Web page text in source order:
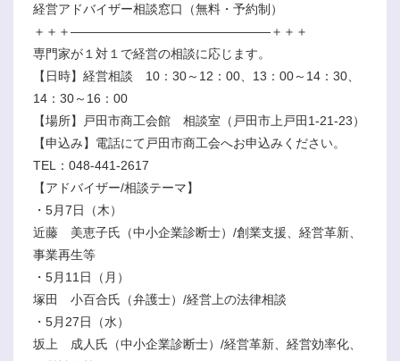
経営アドバイザー相談窓口（無料・予約制）
＋＋＋――――――――――――――――＋＋＋
専門家が１対１で経営の相談に応じます。
【日時】経営相談 10：30～12：00、13：00～14：30、
14：30～16：00
【場所】戸田市商工会館 相談室（戸田市上戸田1-21-23）
【申込み】電話にて戸田市商工会へお申込みください。
TEL：048-441-2617
【アドバイザー/相談テーマ】
・5月7日（木）
近藤 美恵子氏（中小企業診断士）/創業支援、経営革新、
事業再生等
・5月11日（月）
塚田 小百合氏（弁護士）/経営上の法律相談
・5月27日（水）
坂上 成人氏（中小企業診断士）/経営革新、経営効率化、